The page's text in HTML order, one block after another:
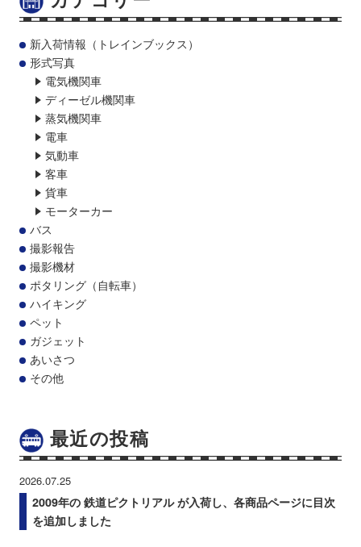
新入荷情報（トレインブックス）
形式写真
電気機関車
ディーゼル機関車
蒸気機関車
電車
気動車
客車
貨車
モーターカー
バス
撮影報告
撮影機材
ポタリング（自転車）
ハイキング
ペット
ガジェット
あいさつ
その他
最近の投稿
2026.07.25
2009年の 鉄道ピクトリアル が入荷し、各商品ページに目次
を追加しました